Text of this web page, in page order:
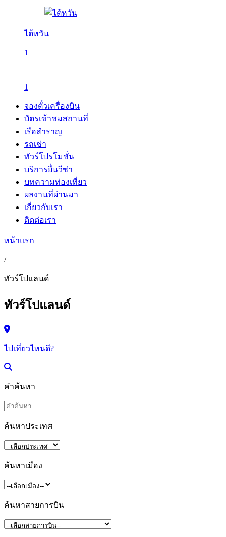
ไต้หวัน
1
1
จองตั๋วเครื่องบิน
บัตรเข้าชมสถานที่
เรือสำราญ
รถเช่า
ทัวร์โปรโมชั่น
บริการยื่นวีซ่า
บทความท่องเที่ยว
ผลงานที่ผ่านมา
เกี่ยวกับเรา
ติดต่อเรา
หน้าแรก
/
ทัวร์โปแลนด์
ทัวร์โปแลนด์
ไปเที่ยวไหนดี?
คำค้นหา
ค้นหาประเทศ
ค้นหาเมือง
ค้นหาสายการบิน